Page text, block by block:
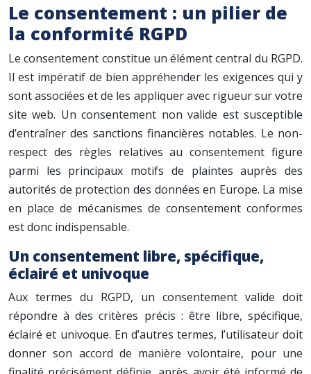
Le consentement : un pilier de
la conformité RGPD
Le consentement constitue un élément central du RGPD.
Il est impératif de bien appréhender les exigences qui y
sont associées et de les appliquer avec rigueur sur votre
site web. Un consentement non valide est susceptible
d’entraîner des sanctions financières notables. Le non-
respect des règles relatives au consentement figure
parmi les principaux motifs de plaintes auprès des
autorités de protection des données en Europe. La mise
en place de mécanismes de consentement conformes
est donc indispensable.
Un consentement libre, spécifique,
éclairé et univoque
Aux termes du RGPD, un consentement valide doit
répondre à des critères précis : être libre, spécifique,
éclairé et univoque. En d’autres termes, l’utilisateur doit
donner son accord de manière volontaire, pour une